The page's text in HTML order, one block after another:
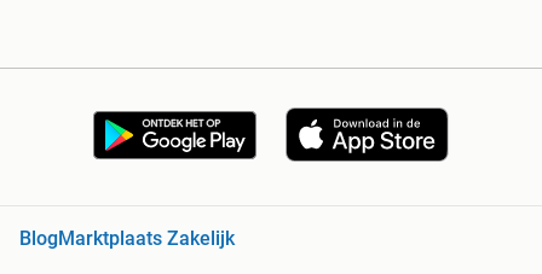
BlogMarktplaats Zakelijk